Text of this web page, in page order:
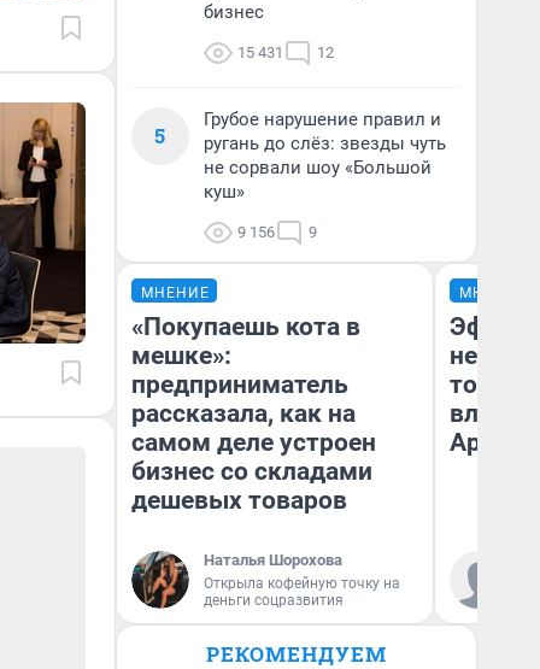
бизнес
15 431 12
5
Грубое нарушение правил и
ругань до слёз: звезды чуть
не сорвали шоу «Большой
куш»
9 156 9
МНЕНИЕ
«Покупаешь кота в
мешке»:
предприниматель
рассказала, как на
самом деле устроен
бизнес со складами
дешевых товаров
Наталья Шорохова
Открыла кофейную точку на
деньги соцразвития
МНЕНИЕ
не
РЕКОМЕНДУЕМ